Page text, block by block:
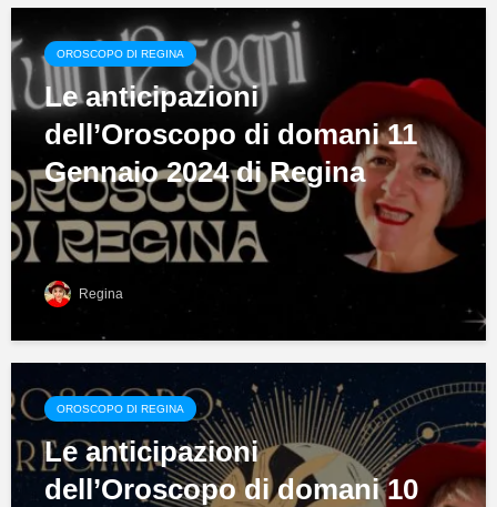
OROSCOPO DI REGINA
Le anticipazioni
dell’Oroscopo di domani 11
Gennaio 2024 di Regina
Regina
OROSCOPO DI REGINA
Le anticipazioni
dell’Oroscopo di domani 10